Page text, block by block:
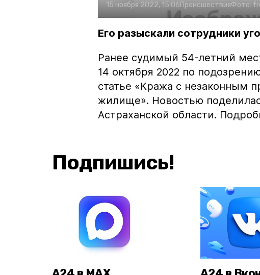
15 ноября 2022, 15:06ПроисшествияФото:
Его разыскали сотрудники
Ранее судимый 54-летний
14 октября 2022 по
статье «Кража с незаконным
жилище». Новостью
Астраханской области.
Подпишись!